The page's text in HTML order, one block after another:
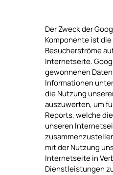
Der Zweck der
Komponente ist
Besucherströme
Internetseite.
gewonnenen
Informationen
die Nutzung
auszuwerten, um
Reports, welche
unseren
mit der Nutzung
Internetseite in
Dienstleistungen